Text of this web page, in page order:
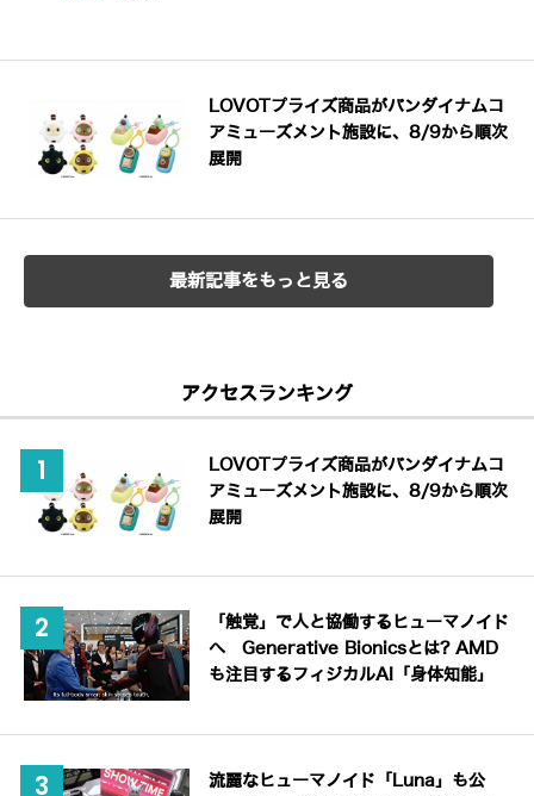
LOVOTプライズ商品がバンダイナムコ
アミューズメント施設に、8/9から順次
展開
最新記事をもっと見る
アクセスランキング
LOVOTプライズ商品がバンダイナムコ
アミューズメント施設に、8/9から順次
展開
「触覚」で人と協働するヒューマノイド
へ Generative Bionicsとは? AMD
も注目するフィジカルAI「身体知能」
流麗なヒューマノイド「Luna」も公